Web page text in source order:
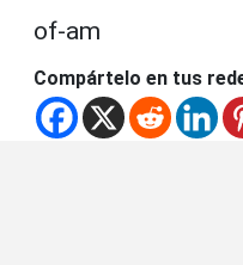
of-am
Compártelo en tus